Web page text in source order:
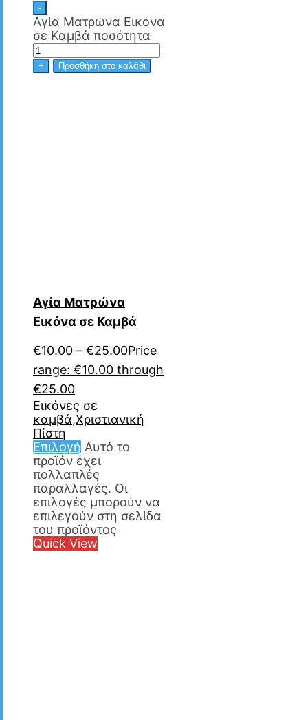
-
Αγία Ματρώνα Εικόνα
σε Καμβά ποσότητα
+ Προσθήκη στο καλάθι
Αγία Ματρώνα
Εικόνα σε Καμβά
€10.00 – €25.00Price
range: €10.00 through
€25.00
Εικόνες σε
καμβά,Χριστιανική
Πίστη
Επιλογή Αυτό το
προϊόν έχει
πολλαπλές
παραλλαγές. Οι
επιλογές μπορούν να
επιλεγούν στη σελίδα
του προϊόντος
Quick View